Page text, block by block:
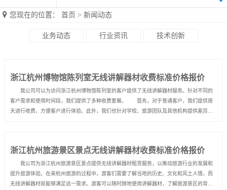
您现在的位置： 首页 > 新闻动态
业务动态 行业资讯 技术创新
浙江杭州博物馆陈列室无线讲解器材收费标准价格报价
我公司可以为访问浙江杭州博物馆陈列室的客户提供了无线讲解器材服务。针对不同的
客户需求和使用时间段，我们提供了多种收费套餐。 首先，对于普通客户，我们提供按
天进行收费，方便客户进行体验。此外，我们也针对学校、旅游团队及其他机构提供差异化
浙江杭州旅游景区景点无线讲解器材收费标准价格报价
我公司为浙江杭州旅游景区景点提供无线讲解器材租赁服务，以推动旅游行业的发展和
提升旅游体验。在来杭州旅游的过程中，游客们需要了解当地的历史、文化和风土人情，而
无线讲解器材就能够满足这一需求。游客可以随时随地使用讲解器材，了解旅游景区的背